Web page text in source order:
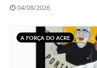
04/08/2026
A FORÇA DO ACRE